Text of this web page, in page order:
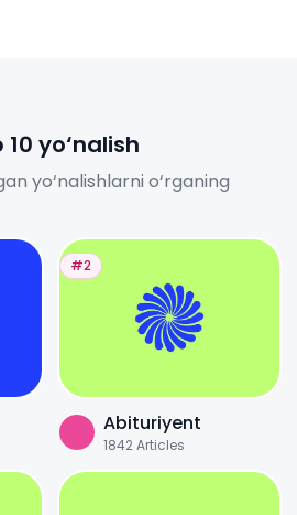
10 yo‘nalish
yo‘nalishlarni o‘rganing
#2
Abituriyent
1842Articles